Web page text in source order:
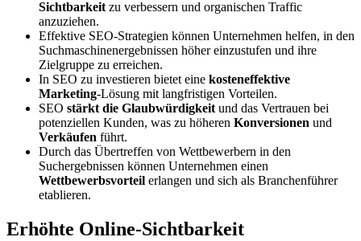
Sichtbarkeitzu verbessern und organischen Traffic
anzuziehen.
Effektive SEO-Strategien können Unternehmen helfen, in den
Suchmaschinenergebnissen höher einzustufen und ihre
Zielgruppe zu erreichen.
In SEO zu investieren bietet eine kosteneffektive
Marketing-Lösung mit langfristigen Vorteilen.
SEO stärkt die Glaubwürdigkeitund das Vertrauen bei
potenziellen Kunden, was zu höheren Konversionen und
Verkäufen führt.
Durch das Übertreffen von Wettbewerbern in den
Suchergebnissen können Unternehmen einen
Wettbewerbsvorteil erlangen und sich als Branchenführer
etablieren.
Erhöhte Online-Sichtbarkeit